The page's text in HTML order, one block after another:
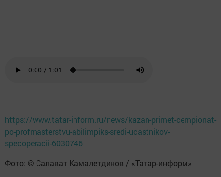
https://www.tatar-inform.ru/news/kazan-primet-cempionat-
po-profmasterstvu-abilimpiks-sredi-ucastnikov-
specoperacii-6030746
Фото: © Салават Камалетдинов / «Татар-информ»